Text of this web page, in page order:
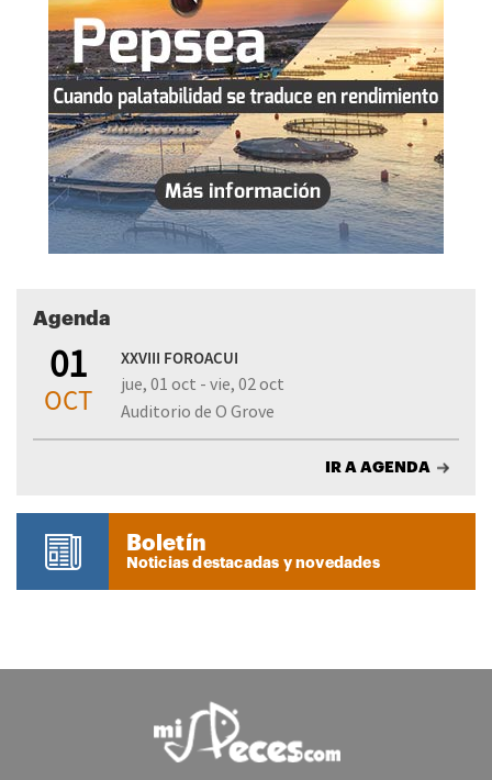
Agenda
01
OCT
XXVIII FOROACUI
jue, 01 oct - vie, 02 oct
Auditorio de O Grove
IR A AGENDA
Boletín
Noticias destacadas y novedades